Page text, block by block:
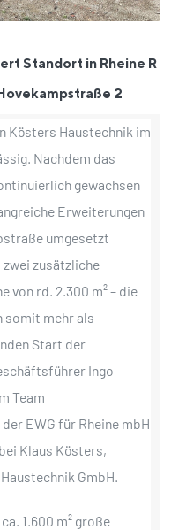
Standort in Rheine R
2
Kösters Haustechnik im
Nachdem das
gewachsen
Erweiterungen
umgesetzt
zusätzliche
von rd. 2.300 m² – die
somit mehr als
Start der
Ingo
Team
EWG für Rheine mbH
Klaus Kösters,
GmbH.
1.600 m² große